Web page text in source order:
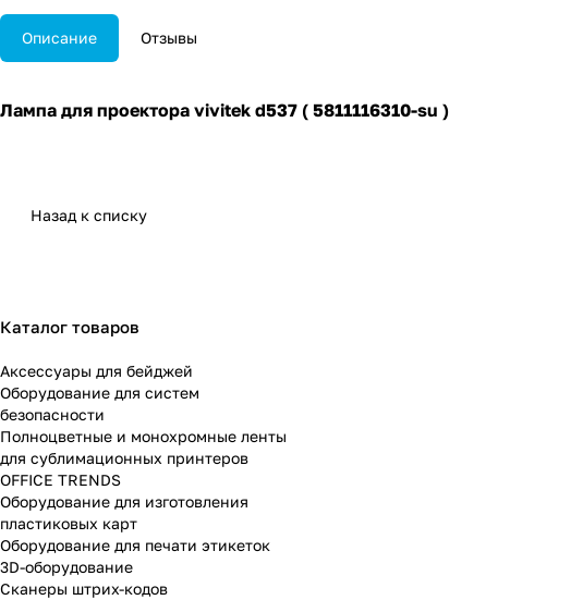
Описание Отзывы
Лампа для проектора vivitek d537 ( 5811116310-su )
Назад к списку
Каталог товаров
Аксессуары для бейджей
Оборудование для систем
безопасности
Полноцветные и монохромные ленты
для сублимационных принтеров
OFFICE TRENDS
Оборудование для изготовления
пластиковых карт
Оборудование для печати этикеток
3D-оборудование
Cканеры штрих-кодов